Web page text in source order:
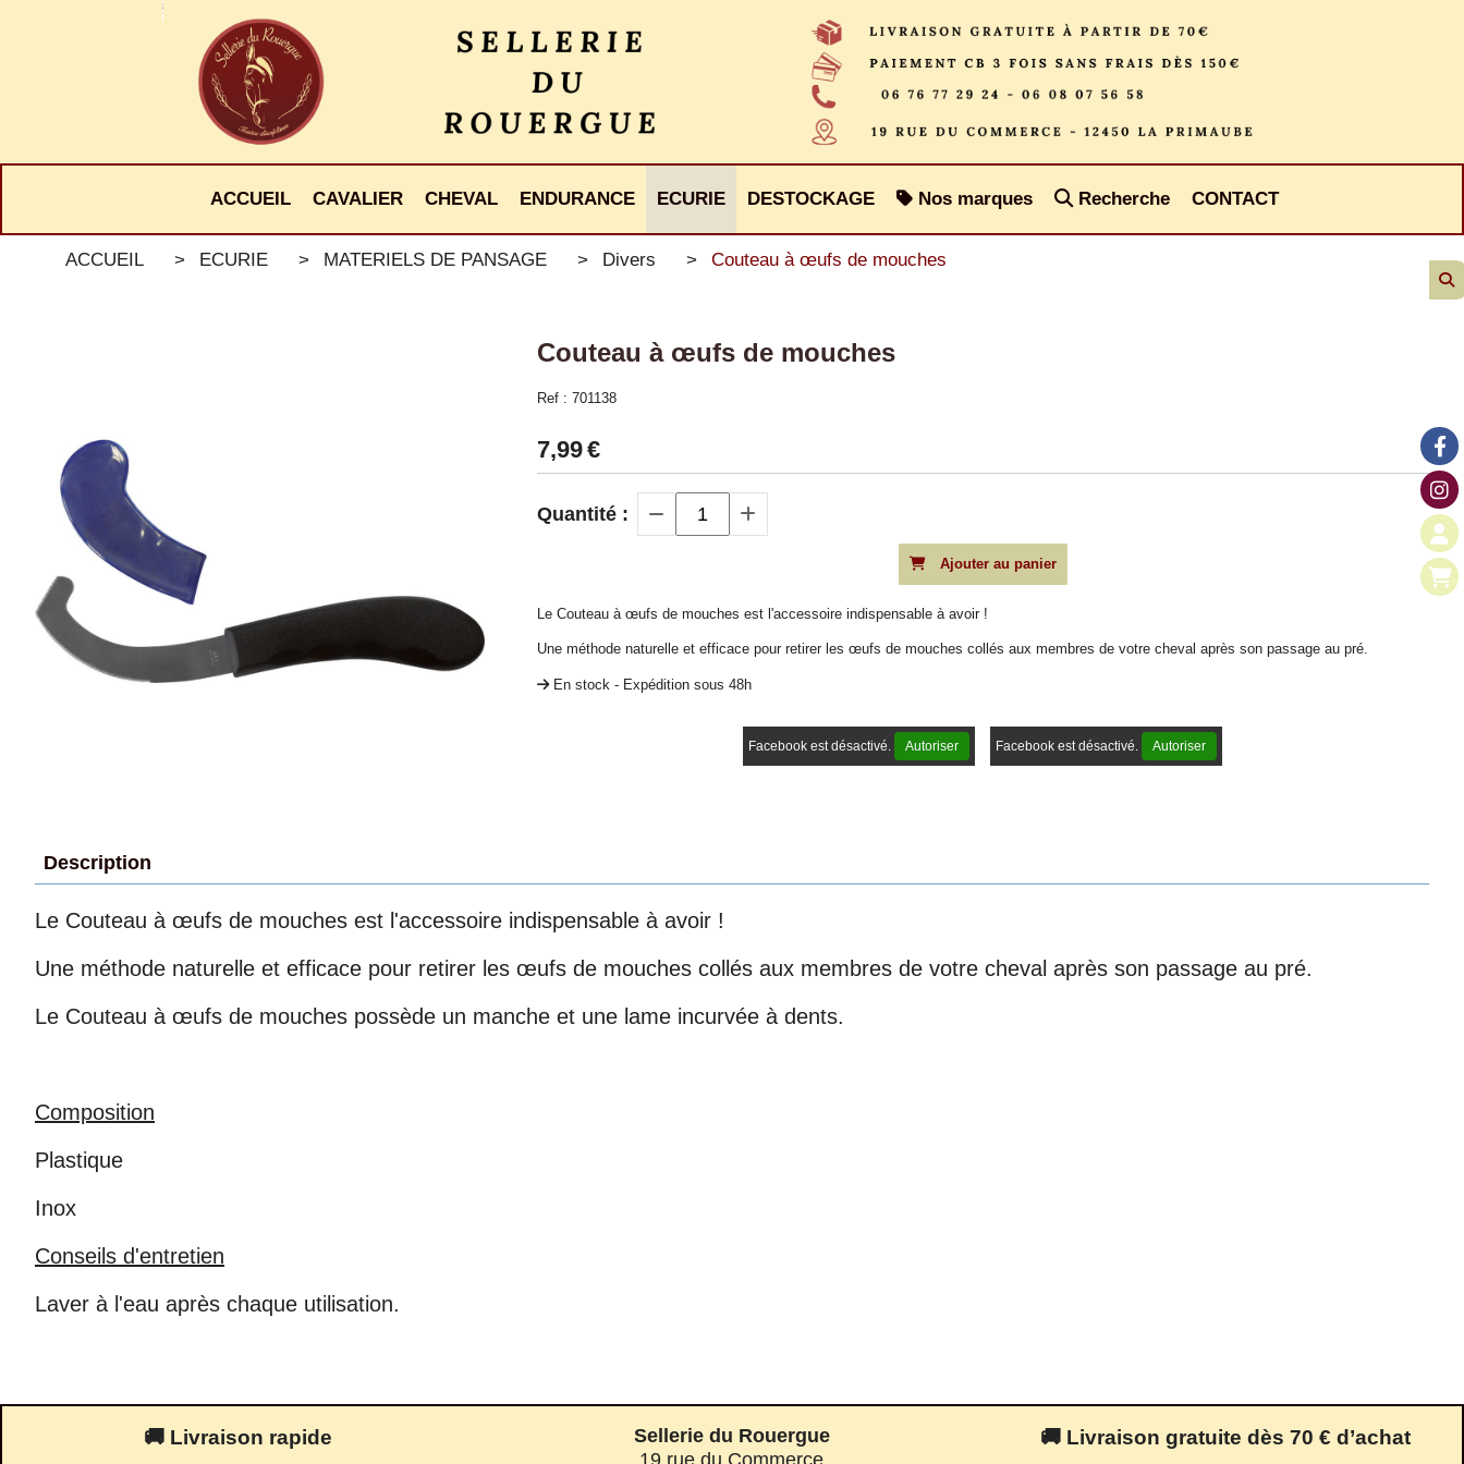
ACCUEIL CAVALIER CHEVAL ENDURANCE ECURIE DESTOCKAGE Nos marques Recherche CONTACT
ACCUEIL ECURIE MATERIELS DE PANSAGE Divers Couteau à œufs de mouches
Couteau à œufs de mouches
Ref : 701138
7,99€
Quantité :
Ajouter au panier
Le Couteau à œufs de mouches est l'accessoire indispensable à avoir !
Une méthode naturelle et efficace pour retirer les œufs de mouches collés aux membres de votre cheval après son passage au pré.
En stock - Expédition sous 48h
Facebook est désactivé. Autoriser Facebook est désactivé. Autoriser
Description
Le Couteau à œufs de mouches est l'accessoire indispensable à avoir !
Une méthode naturelle et efficace pour retirer les œufs de mouches collés aux membres de votre cheval après son passage au pré.
Le Couteau à œufs de mouches possède un manche et une lame incurvée à dents.
Composition
Plastique
Inox
Conseils d'entretien
Laver à l'eau après chaque utilisation.
🚚 Livraison rapide
Sellerie du Rouergue
19 rue du Commerce
🚚 Livraison gratuite dès 70 € d’achat
Panneau de gestion des cookies